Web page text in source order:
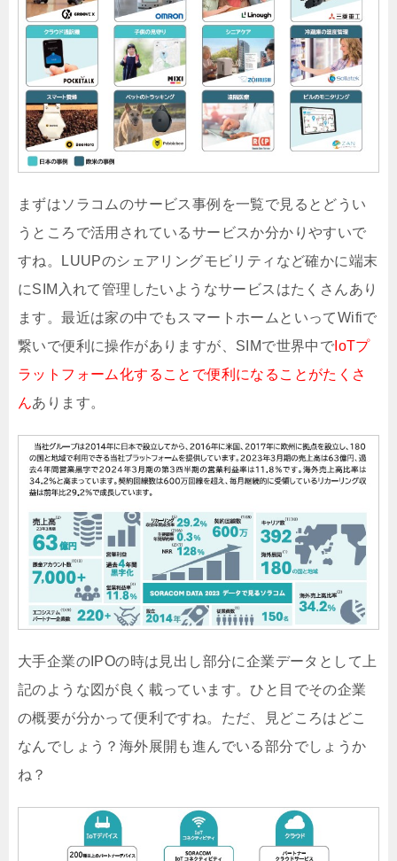
まずはソラコムのサービス事例を一覧で見るとどうい
うところで活用されているサービスか分かりやすいで
すね。LUUPのシェアリングモビリティなど確かに端末
にSIM入れて管理したいようなサービスはたくさんあり
ます。最近は家の中でもスマートホームといってWifiで
繋いで便利に操作がありますが、SIMで世界中で IoTプ
ラットフォーム化することで便利になることがたくさ
んあります。
大手企業のIPOの時は見出し部分に企業データとして上
記のような図が良く載っています。ひと目でその企業
の概要が分かって便利ですね。ただ、見どころはどこ
なんでしょう？海外展開も進んでいる部分でしょうか
ね？